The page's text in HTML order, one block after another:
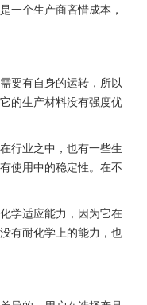
一个生产商吝惜成本，
要有自身的运转，所以
的生产材料没有强度优
行业之中，也有一些生
使用中的稳定性。在不
学适应能力，因为它在
有耐化学上的能力，也